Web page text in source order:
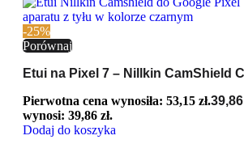
-25%
Porównaj
Etui na Pixel 7 – Nillkin CamShield
Pierwotna cena wynosiła: 53,15 zł.39,86
wynosi: 39,86 zł.
Dodaj do koszyka